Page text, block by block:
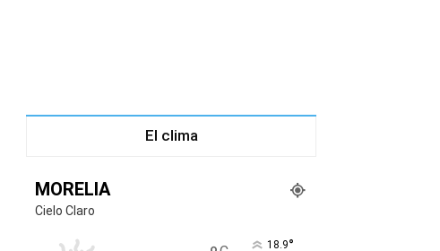
El clima
MORELIA
Cielo Claro
18.9°